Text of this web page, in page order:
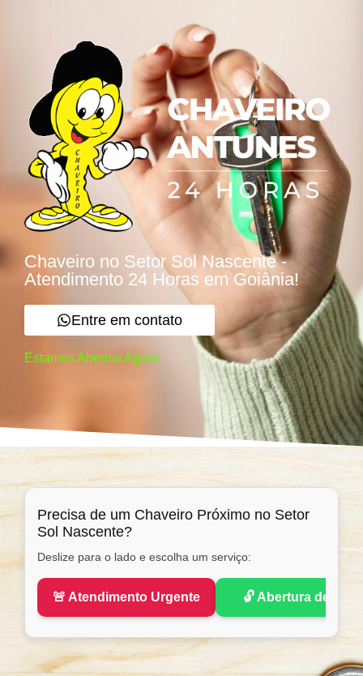
Chaveiro no Setor Sol Nascente -
Atendimento 24 Horas em Goiânia!
Entre em contato
Estamos Abertos Agora
Precisa de um Chaveiro Próximo no Setor
Sol Nascente?
Deslize para o lado e escolha um serviço:
🚨 Atendimento Urgente 🔓 Abertura de